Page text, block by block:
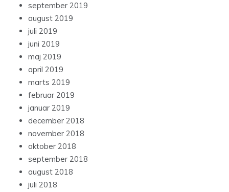
september 2019
august 2019
juli 2019
juni 2019
maj 2019
april 2019
marts 2019
februar 2019
januar 2019
december 2018
november 2018
oktober 2018
september 2018
august 2018
juli 2018